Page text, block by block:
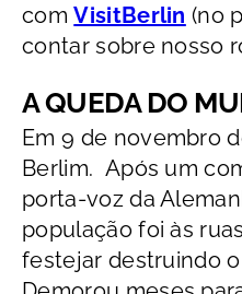
comVisitBerlin (no
contar sobre nosso
A QUEDA DO
Em 9 de novembro
Berlim. Após um
porta-voz da
população foi às
festejar destruindo